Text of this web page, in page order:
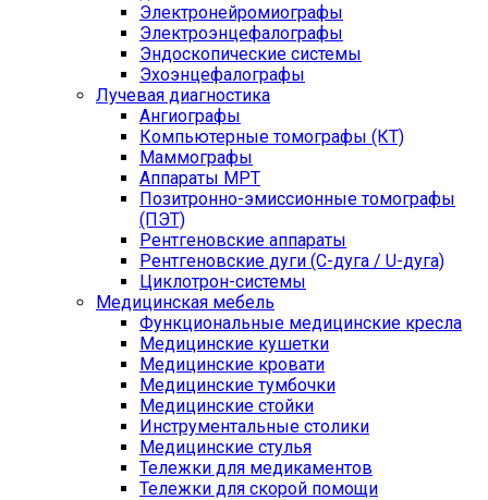
Электронейромиографы
Электроэнцефалографы
Эндоскопические системы
Эхоэнцефалографы
Лучевая диагностика
Ангиографы
Компьютерные томографы (КТ)
Маммографы
Аппараты МРТ
Позитронно-эмиссионные томографы
(ПЭТ)
Рентгеновские аппараты
Рентгеновские дуги (С-дуга / U-дуга)
Циклотрон-системы
Медицинская мебель
Функциональные медицинские кресла
Медицинские кушетки
Медицинские кровати
Медицинские тумбочки
Медицинские стойки
Инструментальные столики
Медицинские стулья
Тележки для медикаментов
Тележки для скорой помощи